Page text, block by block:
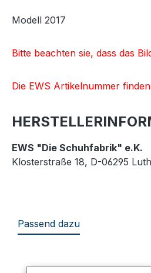
Modell 2017
Bitte beachten sie, dass das
Die EWS Artikelnummer
EWS "Die Schuhfabrik" e.K.
Klosterstraße 18, D-06295
Passend dazu